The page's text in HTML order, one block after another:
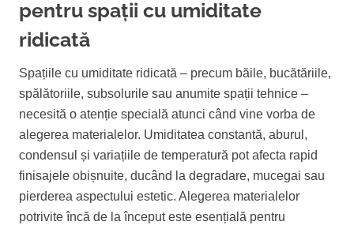
pentru spații cu umiditate
ridicată
Spațiile cu umiditate ridicată – precum băile, bucătăriile,
spălătoriile, subsolurile sau anumite spații tehnice –
necesită o atenție specială atunci când vine vorba de
alegerea materialelor. Umiditatea constantă, aburul,
condensul și variațiile de temperatură pot afecta rapid
finisajele obișnuite, ducând la degradare, mucegai sau
pierderea aspectului estetic. Alegerea materialelor
potrivite încă de la început este esențială pentru